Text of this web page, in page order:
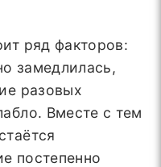
ряд факторов:
замедлилась,
разовых
Вместе с тем
постепенно